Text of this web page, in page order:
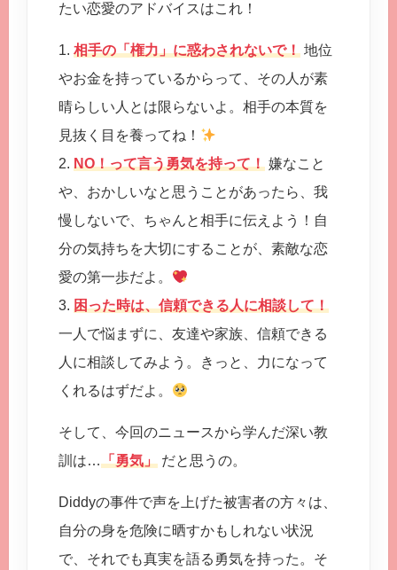
たい恋愛のアドバイスはこれ！
1. 相手の「権力」に惑わされないで！ 地位
やお金を持っているからって、その人が素
晴らしい人とは限らないよ。相手の本質を
見抜く目を養ってね！
2. NO！って言う勇気を持って！ 嫌なこと
や、おかしいなと思うことがあったら、我
慢しないで、ちゃんと相手に伝えよう！自
分の気持ちを大切にすることが、素敵な恋
愛の第一歩だよ。
3. 困った時は、信頼できる人に相談して！
一人で悩まずに、友達や家族、信頼できる
人に相談してみよう。きっと、力になって
くれるはずだよ。
そして、今回のニュースから学んだ深い教
訓は…「勇気」 だと思うの。
Diddyの事件で声を上げた被害者の方々は、
自分の身を危険に晒すかもしれない状況
で、それでも真実を語る勇気を持った。そ